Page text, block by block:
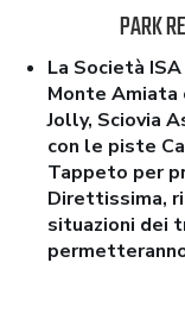
PARK
La Società
Monte Amiata
Jolly, Sciovia
con le piste
Tappeto per
Direttissima,
situazioni dei